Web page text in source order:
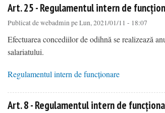
Art. 25 - Regulamentul intern de
Publicat dewebadminpe Lun, 2021/01/11 - 18:07
Efectuarea concediilor de odihnă se realizează
salariatului.
Regulamentul intern de funcționare
Art. 8 - Regulamentul intern de